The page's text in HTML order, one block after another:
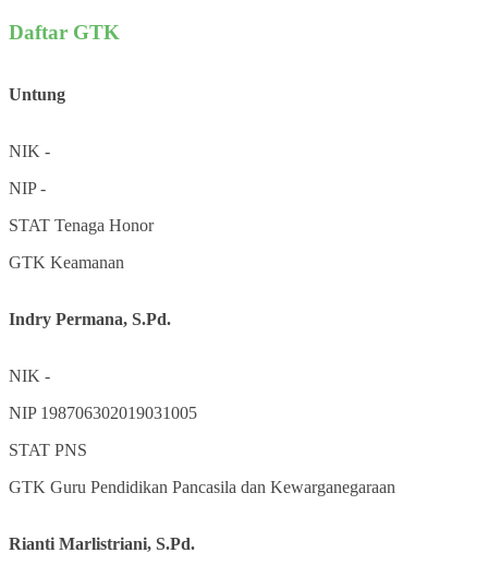
Daftar GTK
Untung
NIK -
NIP-
STAT Tenaga Honor
GTK Keamanan
Indry Permana, S.Pd.
NIK -
NIP 198706302019031005
STAT PNS
GTK Guru Pendidikan Pancasila dan Kewarganegaraan
Rianti Marlistriani, S.Pd.